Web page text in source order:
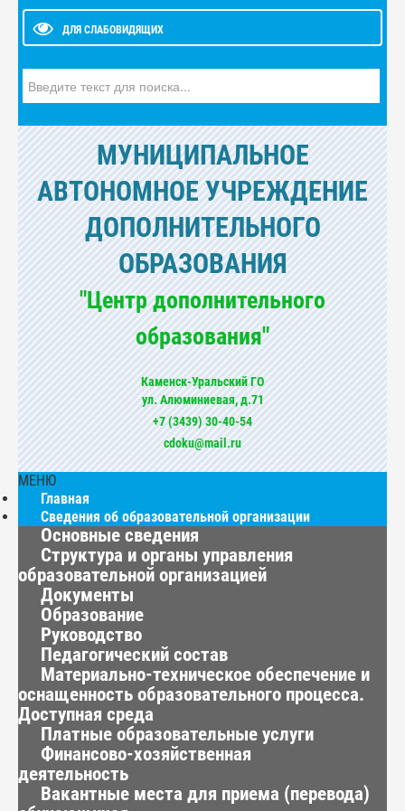
ДЛЯ СЛАБОВИДЯЩИХ
МУНИЦИПАЛЬНОЕ
АВТОНОМНОЕ УЧРЕЖДЕНИЕ
ДОПОЛНИТЕЛЬНОГО
ОБРАЗОВАНИЯ
"Центр дополнительного
образования"
Каменск-Уральский ГО
ул. Алюминиевая, д.71
+7 (3439) 30-40-54
cdoku@mail.ru
МЕНЮ
Главная
Сведения об образовательной организации
Основные сведения
Структура и органы управления
образовательной организацией
Документы
Образование
Руководство
Педагогический состав
Материально-техническое обеспечение и
оснащенность образовательного процесса.
Доступная среда
Платные образовательные услуги
Финансово-хозяйственная
деятельность
Вакантные места для приема (перевода)